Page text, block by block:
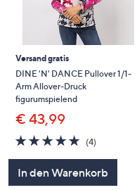
Versand gratis
DINE 'N' DANCE Pullover 1/1-
Arm Allover-Druck
figurumspielend
€ 43,99
4.8
von
(4)4
In den Warenkorb